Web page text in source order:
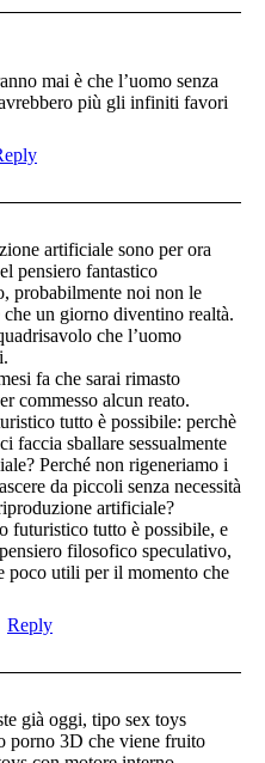
mai è che l’uomo senza
più gli infiniti favori
artificiale sono per ora
pensiero fantastico
probabilmente noi non le
un giorno diventino realtà.
che l’uomo
fa che sarai rimasto
commesso alcun reato.
tutto è possibile: perchè
faccia sballare sessualmente
Perché non rigeneriamo i
da piccoli senza necessità
artificiale?
futuristico tutto è possibile, e
filosofico speculativo,
poco utili per il momento che
Reply
già oggi, tipo sex toys
porno 3D che viene fruito